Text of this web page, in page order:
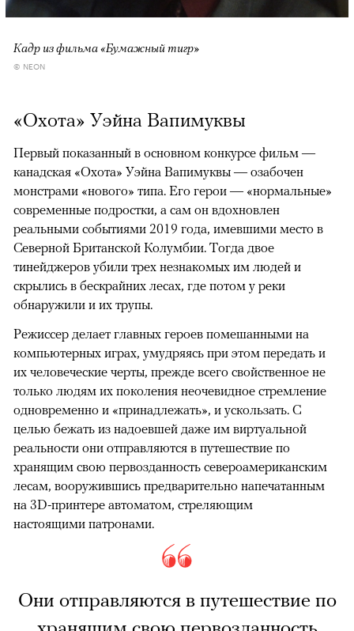
Кадр из фильма «Бумажный тигр»
© NEON
«Охота» Уэйна Вапимуквы
Первый показанный в основном конкурсе фильм —
канадская «Охота» Уэйна Вапимуквы — озабочен
монстрами «нового» типа. Его герои — «нормальные»
современные подростки, а сам он вдохновлен
реальными событиями 2019 года, имевшими место в
Северной Британской Колумбии. Тогда двое
тинейджеров убили трех незнакомых им людей и
скрылись в бескрайних лесах, где потом у реки
обнаружили и их трупы.
Режиссер делает главных героев помешанными на
компьютерных играх, умудряясь при этом передать и
их человеческие черты, прежде всего свойственное не
только людям их поколения неочевидное стремление
одновременно и «принадлежать», и ускользать. С
целью бежать из надоевшей даже им виртуальной
реальности они отправляются в путешествие по
хранящим свою первозданность североамериканским
лесам, вооружившись предварительно напечатанным
на 3D-принтере автоматом, стреляющим
настоящими патронами.
Они отправляются в путешествие по